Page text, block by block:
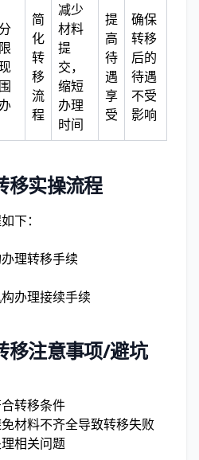
简
化
转
移
流
程
减少
材料
提
交，
缩短
办理
时间
提
高
待
遇
享
受
确保
转移
后的
待遇
不受
影响
移实操流程
下：
理转移手续
办理接续手续
移注意事项/避坑
转移条件
材料不齐全导致转移失败
相关问题